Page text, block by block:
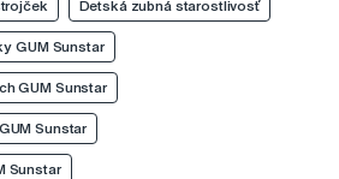
Detská zubná starostlivosť
GUM Sunstar
GUM Sunstar
Sunstar
Sunstar